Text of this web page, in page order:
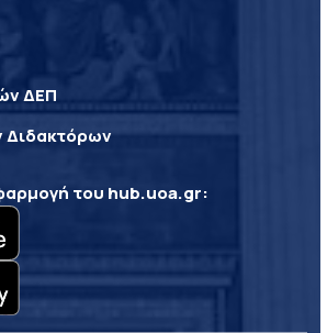
ΔΕΠ
Διδακτόρων
του hub.uoa.gr: